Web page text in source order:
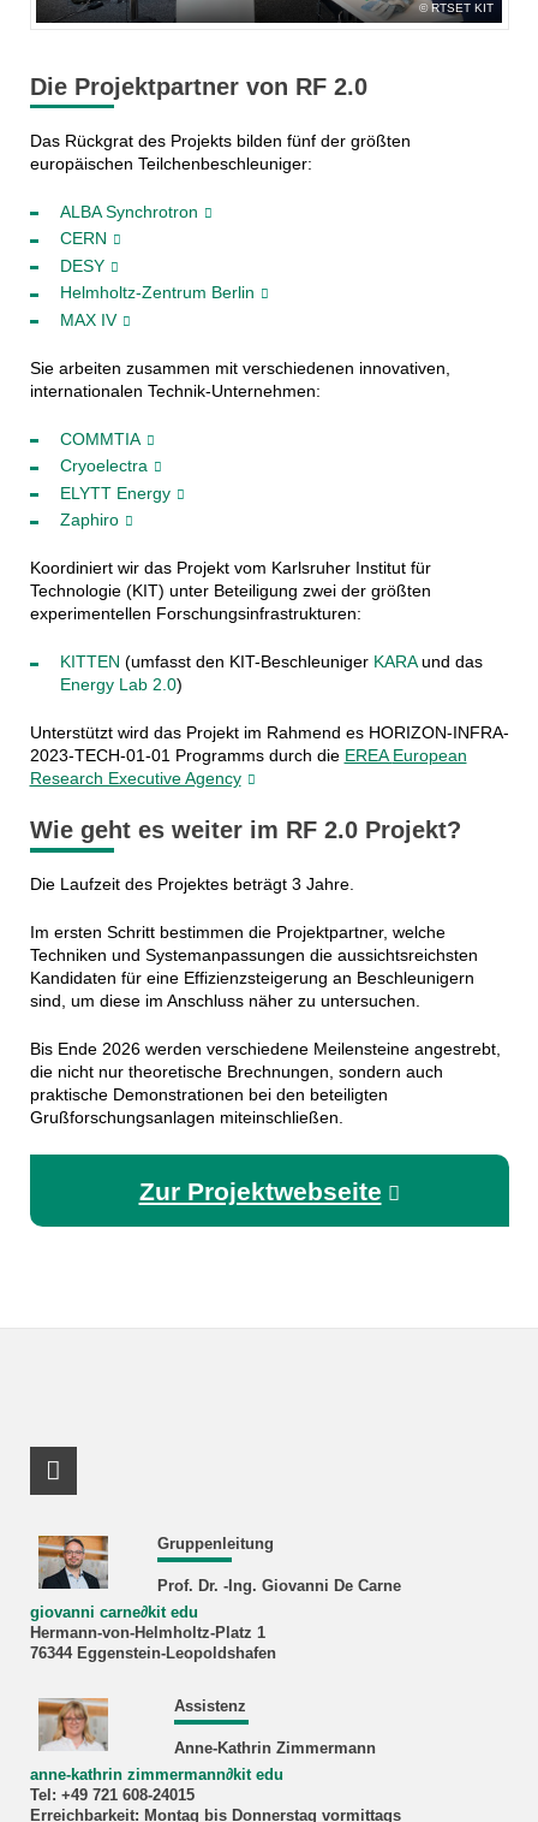
RTSET KIT
Die Projektpartner von RF 2.0
Das Rückgrat des Projekts bilden fünf der größten
europäischen Teilchenbeschleuniger:
ALBA Synchrotron
CERN
DESY
Helmholtz-Zentrum Berlin
MAX IV
Sie arbeiten zusammen mit verschiedenen innovativen,
internationalen Technik-Unternehmen:
COMMTIA
Cryoelectra
ELYTT Energy
Zaphiro
Koordiniert wir das Projekt vom Karlsruher Institut für
Technologie (KIT) unter Beteiligung zwei der größten
experimentellen Forschungsinfrastrukturen:
KITTEN (umfasst den KIT-Beschleuniger KARAund das
Energy Lab 2.0)
Unterstützt wird das Projekt im Rahmend es HORIZON-INFRA-
2023-TECH-01-01 Programms durch die EREAEuropean
Research Executive Agency
Wie geht es weiter im RF 2.0 Projekt?
Die Laufzeit des Projektes beträgt 3 Jahre.
Im ersten Schritt bestimmen die Projektpartner, welche
Techniken und Systemanpassungen die aussichtsreichsten
Kandidaten für eine Effizienzsteigerung an Beschleunigern
sind, um diese im Anschluss näher zu untersuchen.
Bis Ende 2026 werden verschiedene Meilensteine angestrebt,
die nicht nur theoretische Brechnungen, sondern auch
praktische Demonstrationen bei den beteiligten
Grußforschungsanlagen miteinschließen.
Zur Projektwebseite
Gruppenleitung
Prof. Dr. -Ing. Giovanni De Carne
giovanni carne∂kit edu
Hermann-von-Helmholtz-Platz 1
76344 Eggenstein-Leopoldshafen
Assistenz
Anne-Kathrin Zimmermann
anne-kathrin zimmermann∂kit edu
Tel: +49 721 608-24015
Erreichbarkeit: Montag bis Donnerstag vormittags
LinkedIn Profil